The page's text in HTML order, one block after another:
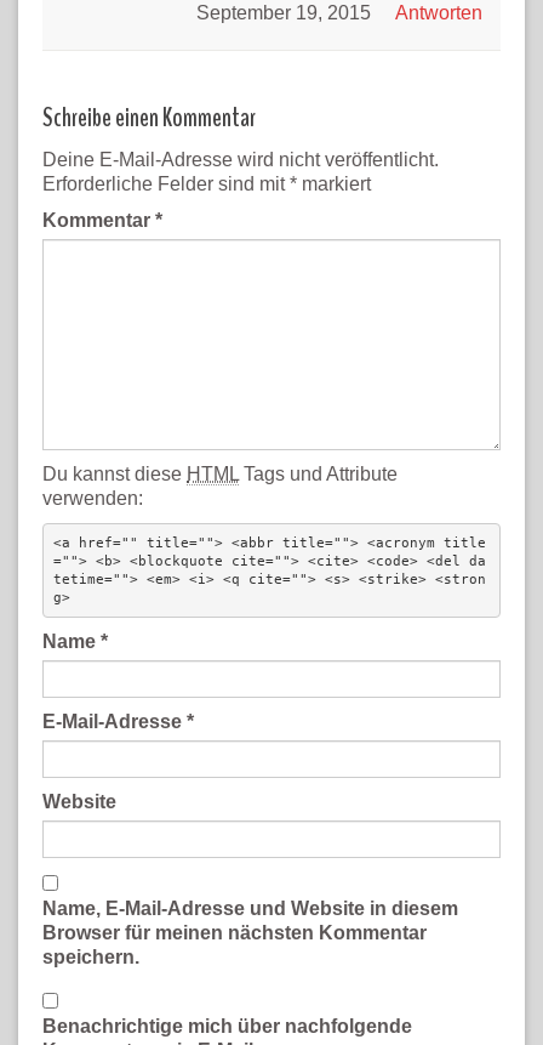
Antworten
September 19, 2015
Schreibe einen Kommentar
Deine E-Mail-Adresse wird nicht veröffentlicht.
Erforderliche Felder sind mit* markiert
Kommentar *
Du kannst diese HTML Tags und Attribute
verwenden:
<a href="" title=""> <abbr title=""> <acronym title
=""> <b> <blockquote cite=""> <cite> <code> <del da
tetime=""> <em> <i> <q cite=""> <s> <strike> <stron
g>
Name *
E-Mail-Adresse *
Website
Name, E-Mail-Adresse und Website in diesem
Browser für meinen nächsten Kommentar
speichern.
Benachrichtige mich über nachfolgende